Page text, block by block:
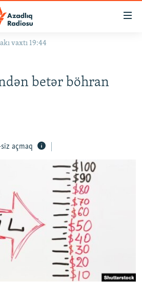
KITABXANASI
STANDARTLARIMIZ
vaxtı 19:44
betər böhran
açmaq